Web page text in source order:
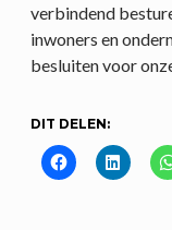
verbindend
inwoners en
besluiten voor
DIT DELEN: